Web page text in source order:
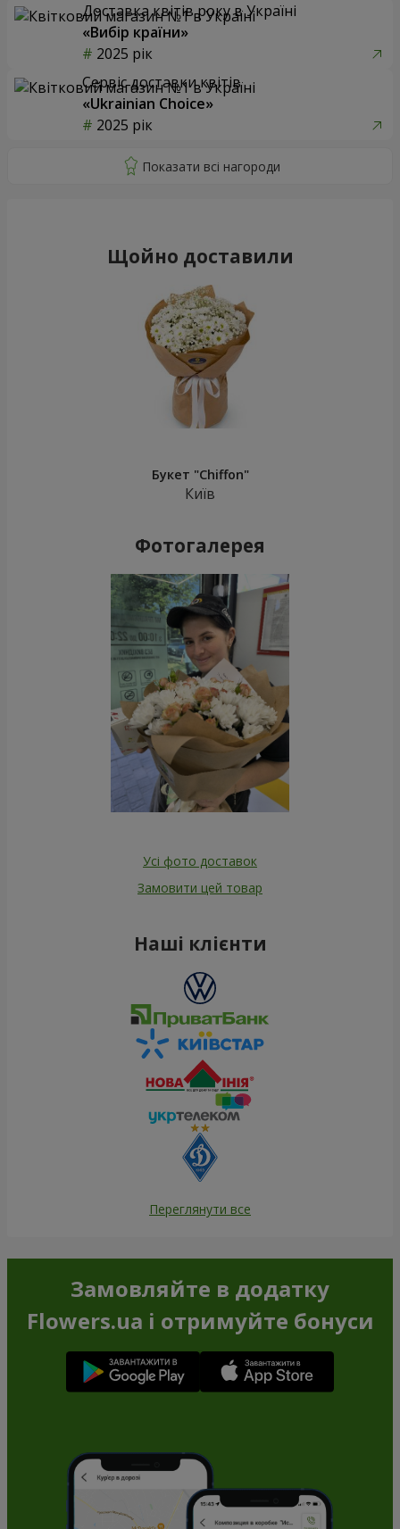
Доставка квітів року в Україні
«Вибір країни»
2025 рік
Сервіс доставки квітів
«Ukrainian Choice»
2025 рік
Щойно доставили
Букет "Chiffon"
Київ
Фотогалерея
Усі фото доставок
Замовити цей товар
Наші клієнти
Переглянути все
Замовляйте в додатку
Flowers.ua і отримуйте бонуси